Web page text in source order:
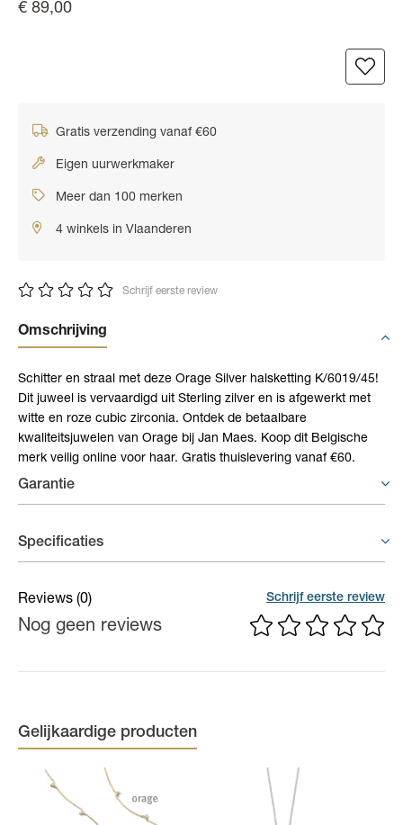
€ 89,00
Gratis verzending vanaf €60
Eigen uurwerkmaker
Meer dan 100 merken
4 winkels in Vlaanderen
Schrijf eerste review
Omschrijving
Schitter en straal met deze Orage Silver halsketting K/6019/45!
Dit juweel is vervaardigd uit Sterling zilver en is afgewerkt met
witte en roze cubic zirconia. Ontdek de betaalbare
kwaliteitsjuwelen van Orage bij Jan Maes. Koop dit Belgische
merk veilig online voor haar. Gratis thuislevering vanaf €60.
Garantie
Specificaties
Materiaal
(Edel)steen Zirconium
Reviews (0) Schrijf eerste review
Nog geen reviews
Gelijkaardige producten